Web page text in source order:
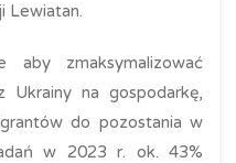
Lewiatan.
aby zmaksymalizować
Ukrainy na gospodarkę,
do pozostania w
w 2023 r. ok. 43%